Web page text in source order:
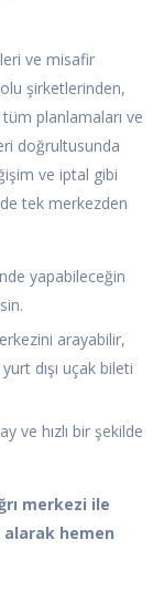
ve misafir
şirketlerinden,
planlamaları ve
doğrultusunda
ve iptal gibi
tek merkezden
yapabileceğin
arayabilir,
dışı uçak bileti
ve hızlı bir şekilde
merkezi ile
hemen